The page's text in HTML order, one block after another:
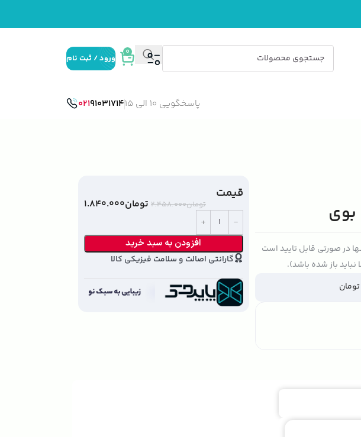
0
ورود / ثبت نام
پاسخگویی 10 الی 15 02191031714
بوی
در صورتی قابل تایید است
نباید باز شده باشد).
قیمت
تومان۲.۴۵۸.۰۰۰ تومان۱.۸۴۰.۰۰۰
افزودن به سبد خرید
گارانتی اصالت و سلامت فیزیکی کالا